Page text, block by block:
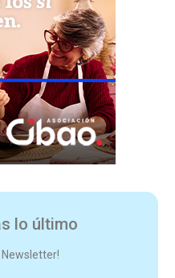
lo último
Newsletter!